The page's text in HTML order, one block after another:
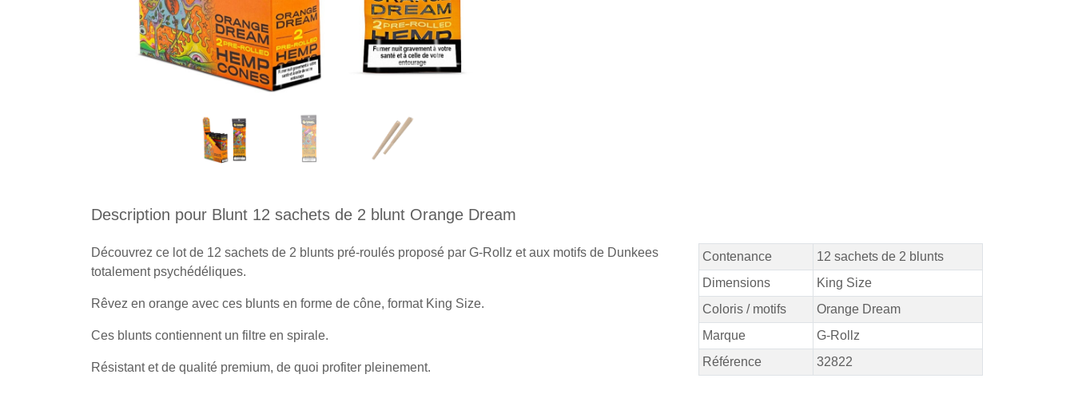
Description pour Blunt 12 sachets de 2 blunt Orange Dream
Découvrez ce lot de 12 sachets de 2 blunts pré-roulés proposé par G-Rollz et aux motifs de Dunkees
totalement psychédéliques.
Rêvez en orange avec ces blunts en forme de cône, format King Size.
Ces blunts contiennent un filtre en spirale.
Résistant et de qualité premium, de quoi profiter pleinement.
Contenance
12 sachets de 2 blunts
Dimensions
King Size
Coloris / motifs
Orange Dream
Marque
G-Rollz
Référence
32822